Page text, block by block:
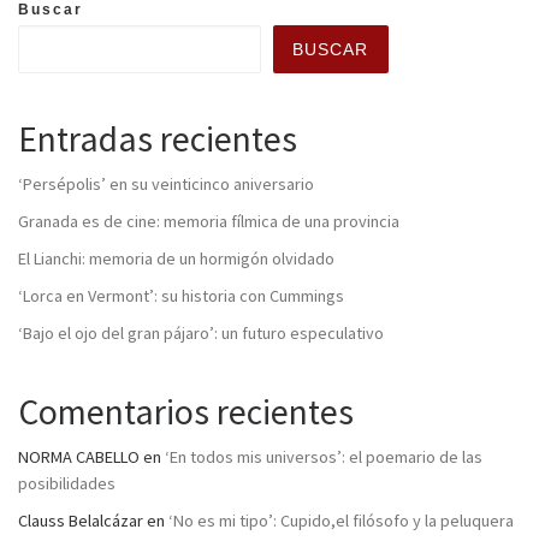
Buscar
BUSCAR
Entradas recientes
‘Persépolis’ en su veinticinco aniversario
Granada es de cine: memoria fílmica de una provincia
El Lianchi: memoria de un hormigón olvidado
‘Lorca en Vermont’: su historia con Cummings
‘Bajo el ojo del gran pájaro’: un futuro especulativo
Comentarios recientes
NORMA CABELLO en ‘En todos mis universos’: el poemario de las
posibilidades
Clauss Belalcázaren ‘No es mi tipo’: Cupido,el filósofo y la peluquera